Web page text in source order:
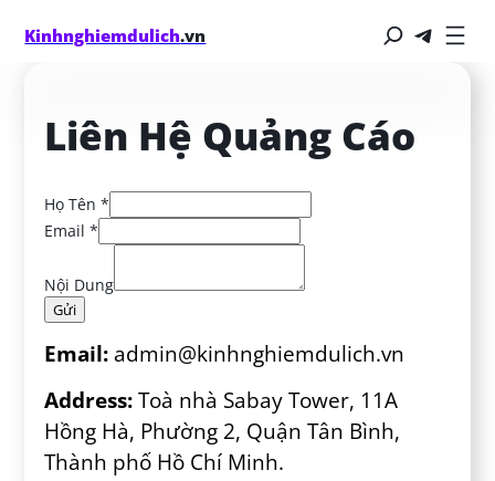
Kinhnghiemdulich.vn
Liên Hệ Quảng Cáo
Họ Tên*
Email*
Nội Dung
Gửi
Email: admin@kinhnghiemdulich.vn
Address:Toà nhà Sabay Tower, 11A
Hồng Hà, Phường 2, Quận Tân Bình,
Thành phố Hồ Chí Minh.